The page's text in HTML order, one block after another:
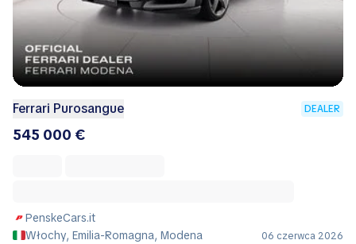
Ferrari Purosangue DEALER
545 000 €
PenskeCars.it
Włochy, Emilia-Romagna, Modena
06 czerwca 2026